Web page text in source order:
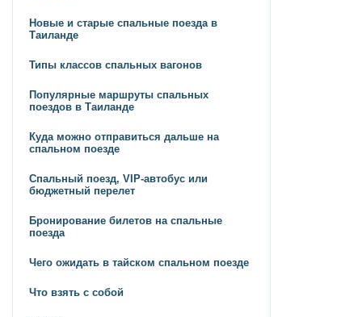
Новые и старые спальные поезда в
Таиланде
Типы классов спальных вагонов
Популярные маршруты спальных
поездов в Таиланде
Куда можно отправиться дальше на
спальном поезде
Спальный поезд, VIP-автобус или
бюджетный перелет
Бронирование билетов на спальные
поезда
Чего ожидать в тайском спальном поезде
Что взять с собой